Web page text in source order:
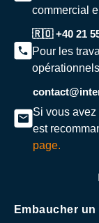
commercial
🇷🇴 +40 21
Pour les
Si vous
est
page.
Embaucher un